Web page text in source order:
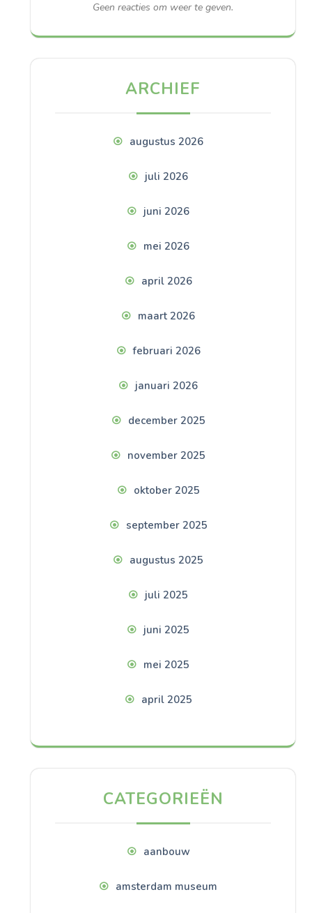
Geen reacties om weer te geven.
ARCHIEF
augustus 2026
juli 2026
juni 2026
mei 2026
april 2026
maart 2026
februari 2026
januari 2026
december 2025
november 2025
oktober 2025
september 2025
augustus 2025
juli 2025
juni 2025
mei 2025
april 2025
CATEGORIEËN
aanbouw
amsterdam museum